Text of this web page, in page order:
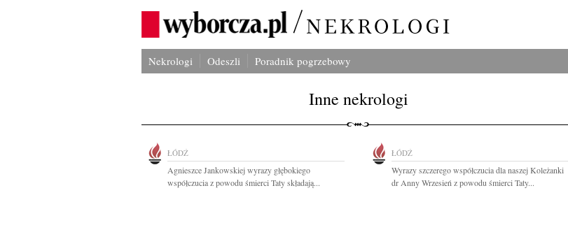
Nekrologi Odeszli Poradnik pogrzebowy
Inne nekrologi
ŁÓDŹ
Agnieszce Jankowskiej wyrazy głębokiego
współczucia z powodu śmierci Taty składają...
ŁÓDŹ
Wyrazy szczerego współczucia dla naszej Koleżanki
dr Anny Wrzesień z powodu śmierci Taty...